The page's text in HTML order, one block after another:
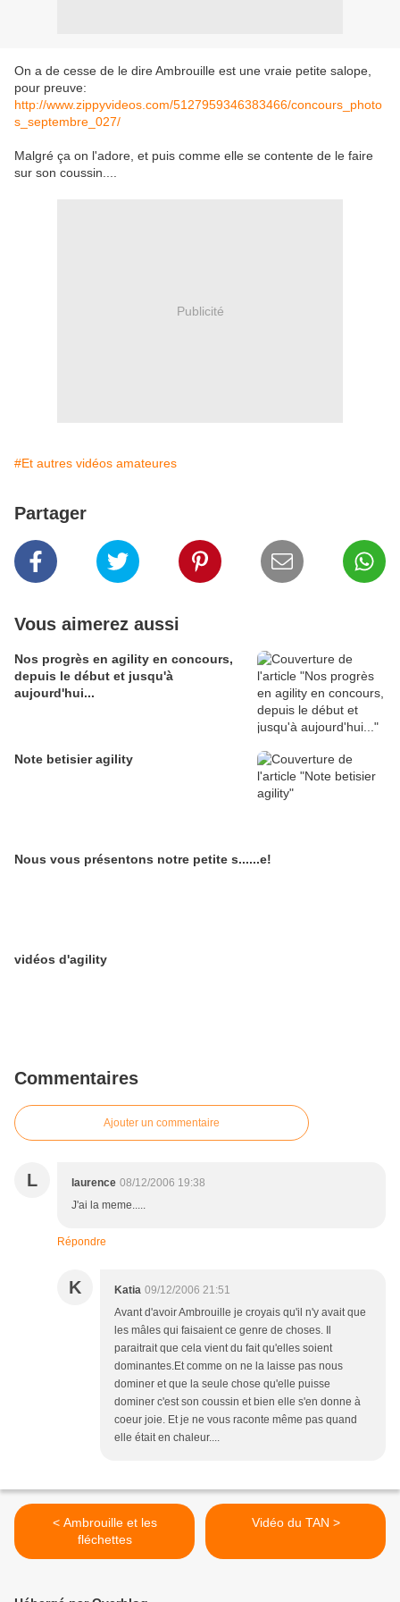
On a de cesse de le dire Ambrouille est une vraie petite salope,
pour preuve:
http://www.zippyvideos.com/5127959346383466/concours_photo
s_septembre_027/
Malgré ça on l'adore, et puis comme elle se contente de le faire
sur son coussin....
Publicité
#Et autres vidéos amateures
Partager
Vous aimerez aussi
Nos progrès en agility en concours,
depuis le début et jusqu'à
aujourd'hui...
Note betisier agility
Nous vous présentons notre petite s......e!
vidéos d'agility
Commentaires
Ajouter un commentaire
L laurence 08/12/2006 19:38
J'ai la meme.....
Répondre
K Katia 09/12/2006 21:51
Avant d'avoir Ambrouille je croyais qu'il n'y avait que
les mâles qui faisaient ce genre de choses. Il
paraitrait que cela vient du fait qu'elles soient
dominantes.Et comme on ne la laisse pas nous
dominer et que la seule chose qu'elle puisse
dominer c'est son coussin et bien elle s'en donne à
coeur joie. Et je ne vous raconte même pas quand
elle était en chaleur....
< Ambrouille et les
fléchettes
Vidéo du TAN >